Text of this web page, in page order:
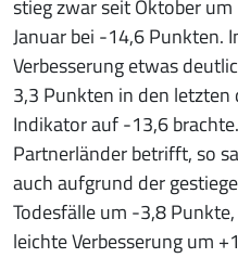
stieg zwar seit Oktober
Januar bei -14,6 Punkten.
Verbesserung etwas
3,3 Punkten in den
Indikator auf -13,6
Partnerländer betrifft, so
auch aufgrund der
Todesfälle um -3,8
leichte Verbesserung um